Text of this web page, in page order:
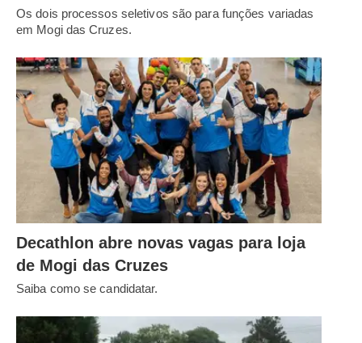
Os dois processos seletivos são para funções variadas
em Mogi das Cruzes.
Decathlon abre novas vagas para loja
de Mogi das Cruzes
Saiba como se candidatar.